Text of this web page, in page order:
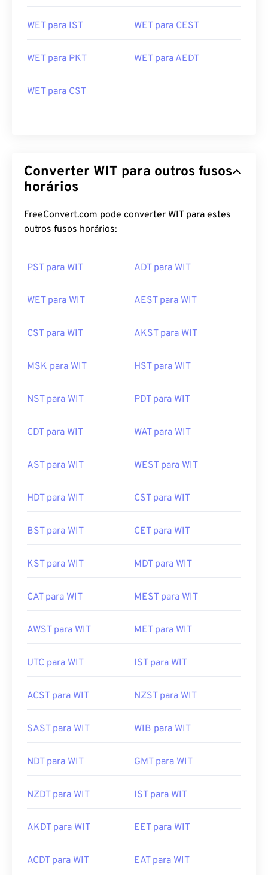
WET para IST WET para CEST
WET para PKT WET para AEDT
WET para CST
Converter WIT para outros fusos
horários
FreeConvert.com pode converter WIT para estes
outros fusos horários:
PST para WIT ADT para WIT
WET para WIT AEST para WIT
CST para WIT AKST para WIT
MSK para WIT HST para WIT
NST para WIT PDT para WIT
CDT para WIT WAT para WIT
AST para WIT WEST para WIT
HDT para WIT CST para WIT
BST para WIT CET para WIT
KST para WIT MDT para WIT
CAT para WIT MEST para WIT
AWST para WIT MET para WIT
UTC para WIT IST para WIT
ACST para WIT NZST para WIT
SAST para WIT WIB para WIT
NDT para WIT GMT para WIT
NZDT para WIT IST para WIT
AKDT para WIT EET para WIT
ACDT para WIT EAT para WIT